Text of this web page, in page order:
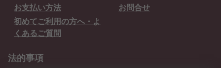
お支払い方法
お問合せ
初めてご利用の方へ・よ
くあるご質問
法的事項